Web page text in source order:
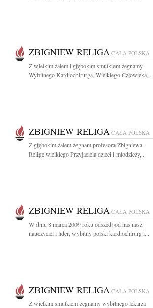
ZBIGNIEW RELIGA CAŁA POLSKA
Z wielkim żalem i głębokim smutkiem żegnamy
Wybitnego Kardiochirurga, Wielkiego Człowieka,...
ZBIGNIEW RELIGA CAŁA POLSKA
Z głębokim żalem żegnam profesora Zbigniewa
Religę wielkiego Przyjaciela dzieci i młodzieży,...
ZBIGNIEW RELIGA CAŁA POLSKA
W dniu 8 marca 2009 roku odszedł od nas nasz
nauczyciel i lider, wybitny polski kardiochirurg i...
ZBIGNIEW RELIGA CAŁA POLSKA
Z wielkim smutkiem żegnamy wybitnego lekarza